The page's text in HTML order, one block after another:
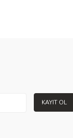
KAYIT OL